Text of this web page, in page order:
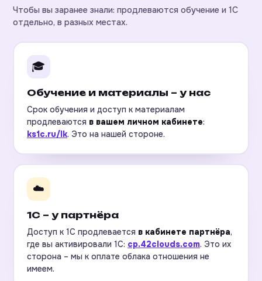
Чтобы вы заранее знали: продлеваются обучение и 1С
отдельно, в разных местах.
🎓
Обучение и материалы – у нас
Срок обучения и доступ к материалам
продлеваются в вашем личном кабинете:
ks1c.ru/lk. Это на нашей стороне.
☁️
1С – у партнёра
Доступ к 1С продлевается в кабинете партнёра,
где вы активировали 1С: cp.42clouds.com. Это их
сторона – мы к оплате облака отношения не
имеем.